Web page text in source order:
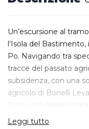
Un’escursione al
l’Isola del
Po. Navigando tra
tracce del passato
subsidenza, con una
agricolo di Bonelli
Dopo una passeggiata
rientra verso Barricata
Leggi tutto